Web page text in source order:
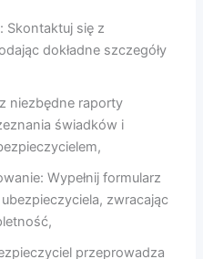
Skontaktuj się z
dokładne szczegóły
niezbędne raporty
świadków i
Wypełnij formularz
zwracając
przeprowadza